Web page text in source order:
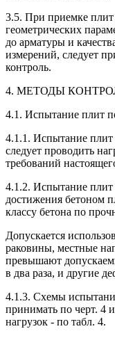
3.5. При приемке плит
геометрических
до арматуры и
измерений, следует
контроль.
4. МЕТОДЫ
4.1. Испытание плит
4.1.1. Испытание
следует проводить
требований
4.1.2. Испытание плит
достижения бетоном
классу бетона по
Допускается
раковины, местные
превышают
в два раза, и другие
4.1.3. Схемы
принимать по черт. 4
нагрузок - по табл. 4.